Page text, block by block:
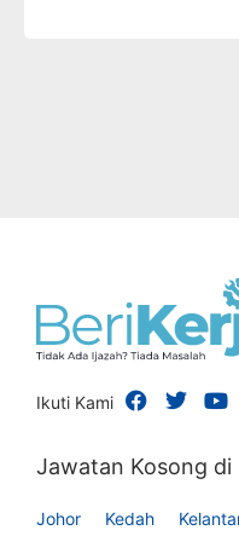
Ikuti Kami
Jawatan Kosong di
Johor Kedah